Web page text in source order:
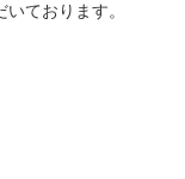
ております。